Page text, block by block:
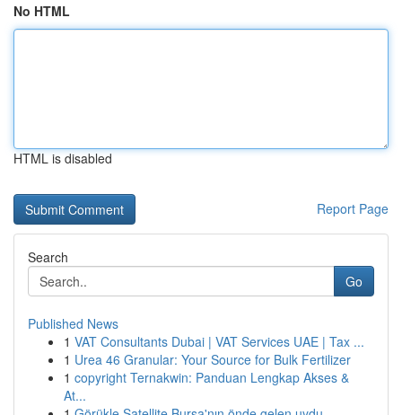
No HTML
HTML is disabled
Report Page
Search
Go
Published News
1 VAT Consultants Dubai | VAT Services UAE | Tax ...
1 Urea 46 Granular: Your Source for Bulk Fertilizer
1 copyright Ternakwin: Panduan Lengkap Akses &
At...